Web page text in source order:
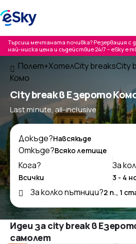
Търсиш мечтаната почивка? Резервация с
най-ниска цена и съдействие 24/7 – eSky е
Полет+ХотелCity breaksCity
Комо
City break в Езерото
Last minute, all-inclusive
Докъде?
Откъде?
Кога?
За
За колко пътници?
Идеи за city break в
самолет